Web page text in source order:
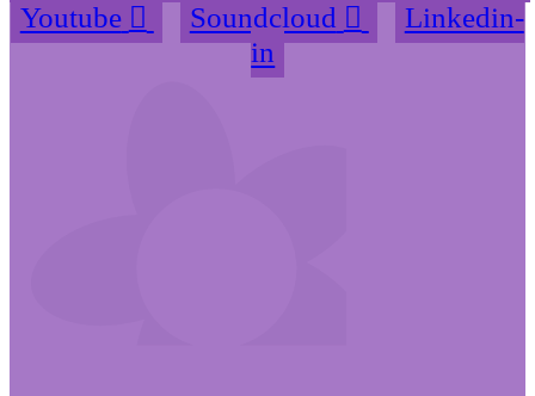
Youtube
Soundcloud
Linkedin-
in